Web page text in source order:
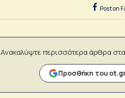
Post on
Ανακαλύψτε περισσότερα άρθρα
Προσθήκη του